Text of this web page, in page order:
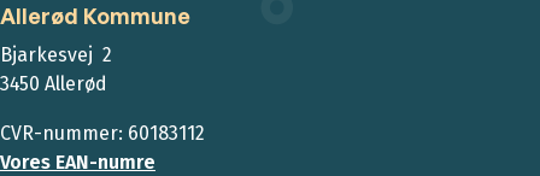
Allerød Kommune
Bjarkesvej 2
3450 Allerød
CVR-nummer: 60183112
Vores EAN-numre